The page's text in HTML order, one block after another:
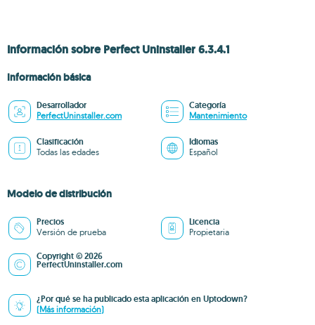
Información sobre Perfect Uninstaller 6.3.4.1
Información básica
Desarrollador
PerfectUninstaller.com
Categoría
Mantenimiento
Clasificación
Todas las edades
Idiomas
Español
Modelo de distribución
Precios
Versión de prueba
Licencia
Propietaria
Copyright © 2026
PerfectUninstaller.com
¿Por qué se ha publicado esta aplicación en Uptodown?
(Más información)